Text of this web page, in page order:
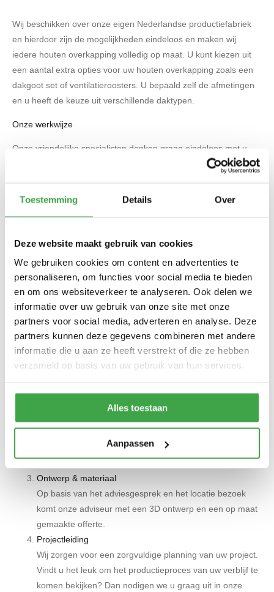
Toestemming Details Over
Deze website maakt gebruik van cookies
We gebruiken cookies om content en advertenties te
personaliseren, om functies voor social media te bieden
en om ons websiteverkeer te analyseren. Ook delen we
informatie over uw gebruik van onze site met onze
partners voor social media, adverteren en analyse. Deze
partners kunnen deze gegevens combineren met andere
informatie die u aan ze heeft verstrekt of die ze hebben
verzameld op basis van uw gebruik van hun services.
Alles toestaan
Aanpassen
Wij beschikken over onze eigen Nederlandse productiefabriek
en hierdoor zijn de mogelijkheden eindeloos en maken wij
iedere houten overkapping volledig op maat. U kunt kiezen uit
een aantal extra opties voor uw houten overkapping zoals een
dakgoot set of ventilatieroosters. U bepaald zelf de afmetingen
en u heeft de keuze uit verschillende daktypen.
Onze werkwijze
Onze vriendelijke specialisten denken graag eindeloos met u
mee in de zoektocht naar uw droomverblijf. Hun creativiteit zorgt
werkwijze? Die leggen wij hieronder stap-voor-stap voor u uit.
Oriëntatie
showroom waar u verschillende materialen en
kleurstellingen kunt bewonderen. Uw wensen worden
globaal in kaart gebracht zodat onze specialisten u goed
kunnen helpen bij het adviesgesprek. Aan de hand
hiervan zal er een afspraak voor een adviesgesprek
worden ingepland
Adviesgesprek
Een adviesgesprek kan bij ons in showroom of bij u op
locatie plaatsvinden. Tijdens het adviesgesprek bespreekt
bekijken en goed mee te kunnen denken.
*TIP: Neem ook een plattegrond of schets mee tijdens uw
Ontwerp & materiaal
Op basis van het adviesgesprek en het locatie bezoek
komt onze adviseur met een 3D ontwerp en een op maat
gemaakte offerte.
Projectleiding
Wij zorgen voor een zorgvuldige planning van uw project.
Vindt u het leuk om het productieproces van uw verblijf te
komen bekijken? Dan nodigen we u graag uit in onze